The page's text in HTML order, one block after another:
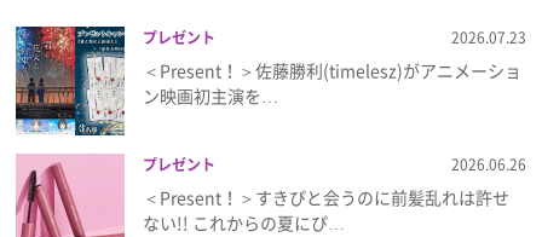
お問い合わせ
プレゼント 2026.07.23
＜Present！＞佐藤勝利(timelesz)がアニメーショ
ン映画初主演を…
プレゼント 2026.06.26
＜Present！＞すきぴと会うのに前髪乱れは許せ
ない!! これからの夏にぴ…